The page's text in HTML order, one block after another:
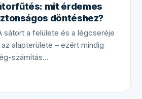
mit érdemes
döntéshez?
sátort a felülete és a légcseréje
alapterülete – ezért mindig
számítás…